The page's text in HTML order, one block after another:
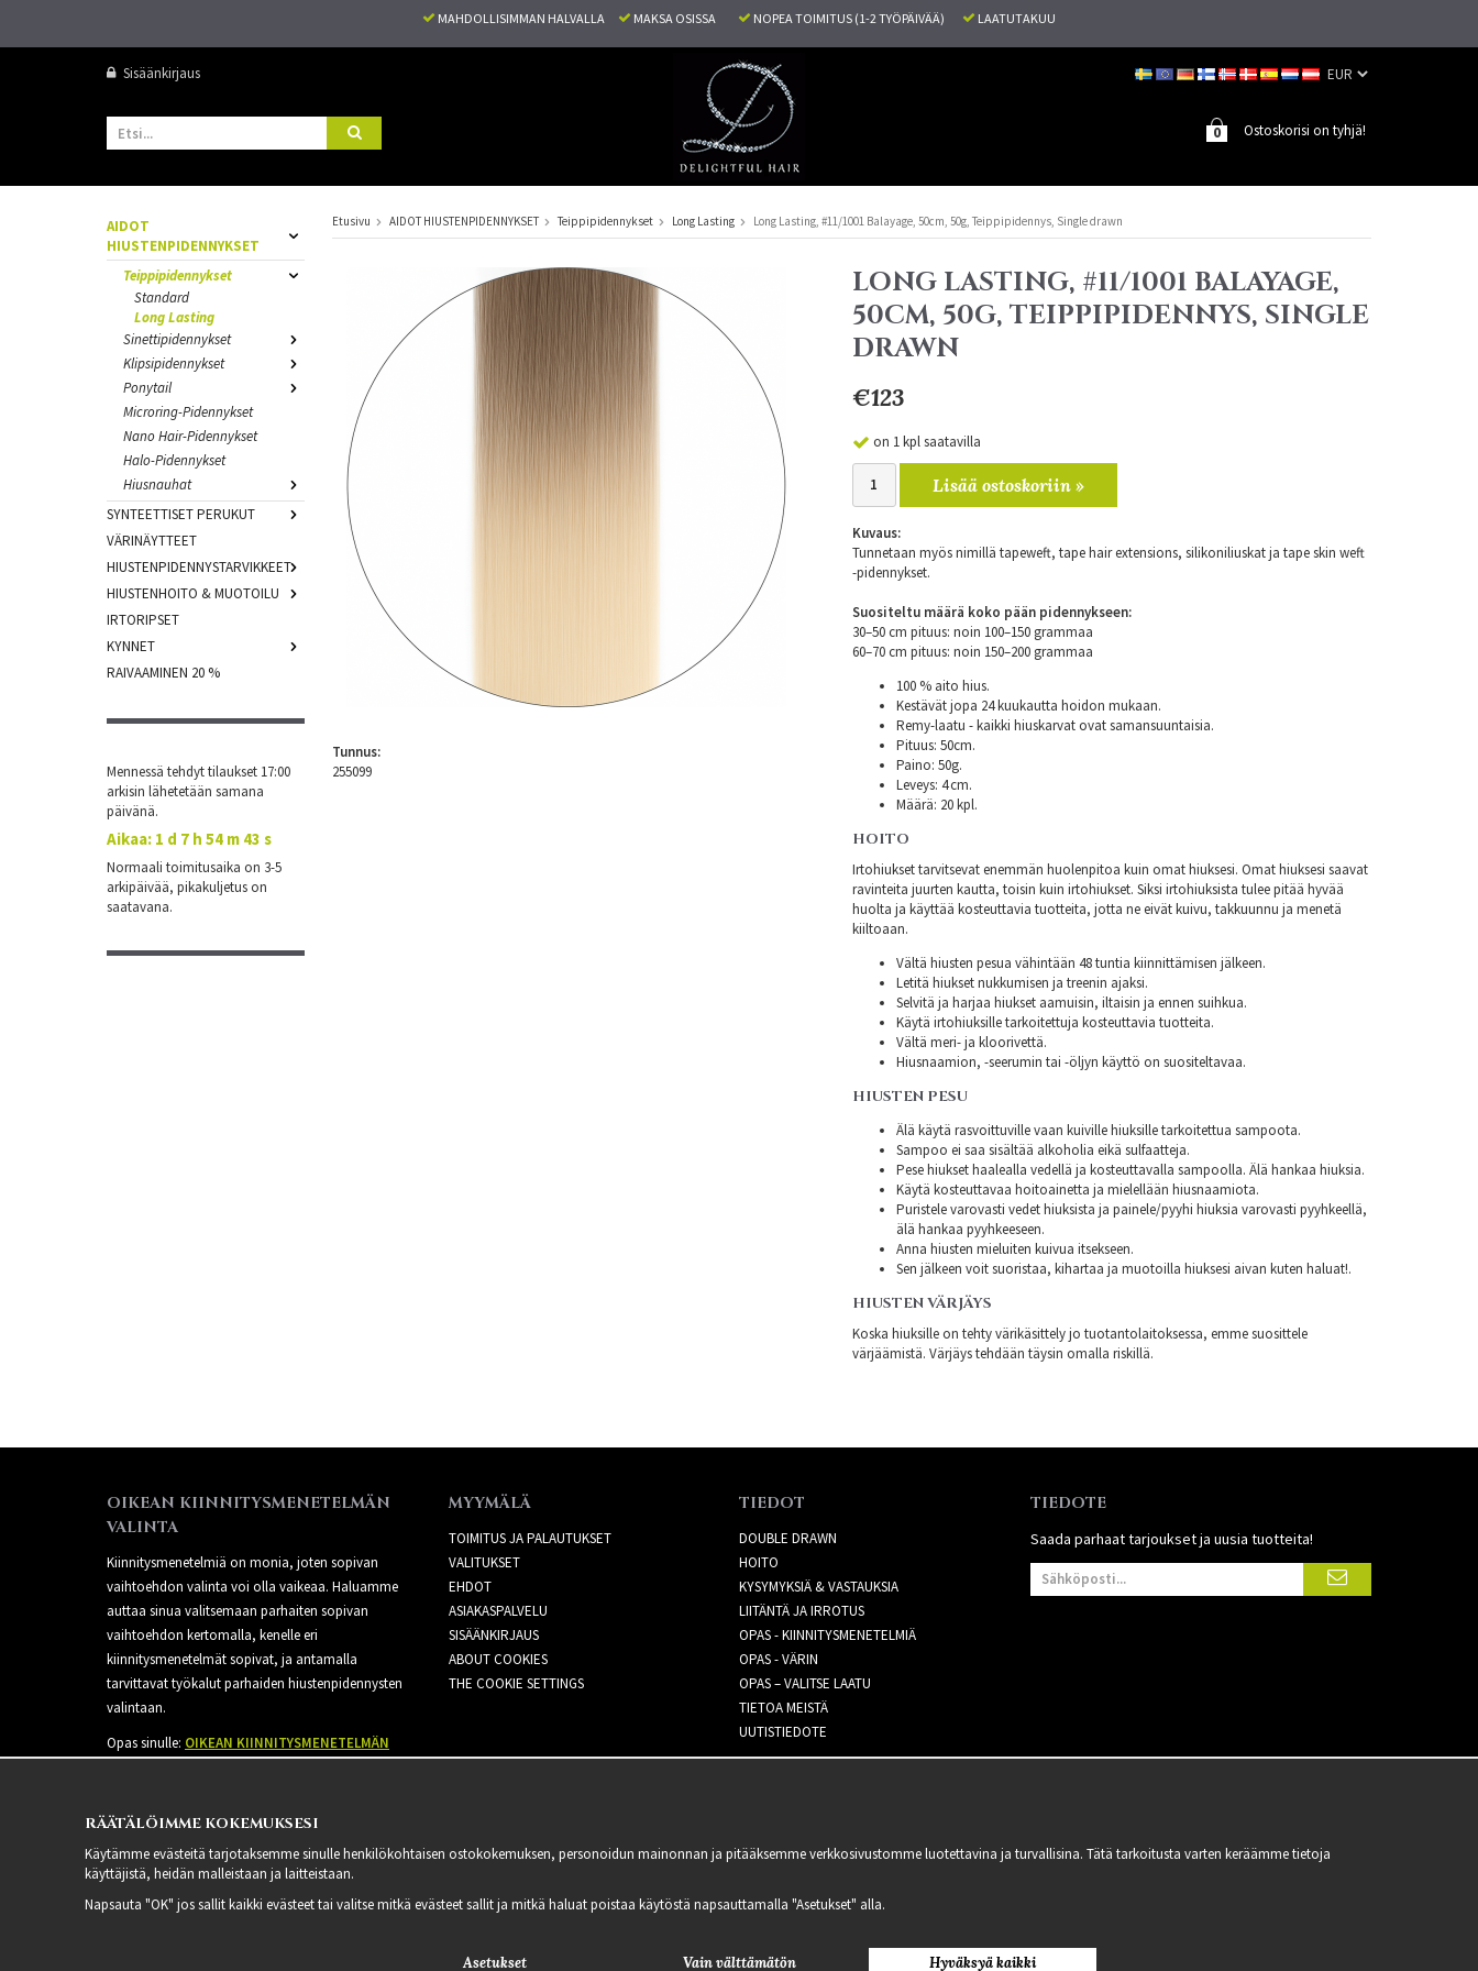
MAHDOLLISIMMAN HALVALLA MAKSA OSISSA NOPEA TOIMITUS (1-2 TYÖPÄIVÄÄ) LAATUTAKUU
Sisäänkirjaus
Ostoskorisi on tyhjä!
0
AIDOT
HIUSTENPIDENNYKSET
Teippipidennykset
Standard
Long Lasting
Sinettipidennykset
Klipsipidennykset
Ponytail
Microring-Pidennykset
Nano Hair-Pidennykset
Halo-Pidennykset
Hiusnauhat
SYNTEETTISET PERUKUT
VÄRINÄYTTEET
HIUSTENPIDENNYSTARVIKKEET
HIUSTENHOITO & MUOTOILU
IRTORIPSET
KYNNET
RAIVAAMINEN 20 %
Mennessä tehdyt tilaukset 17:00
arkisin lähetetään samana
päivänä.
Aikaa: 1 d 7 h 54 m 42 s
Normaali toimitusaika on 3-5
arkipäivää, pikakuljetus on
saatavana.
Etusivu AIDOT HIUSTENPIDENNYKSET Teippipidennykset Long Lasting Long Lasting, #11/1001 Balayage, 50cm, 50g, Teippipidennys, Single drawn
LONG LASTING, #11/1001 BALAYAGE,
50CM, 50G, TEIPPIPIDENNYS, SINGLE
DRAWN
€123
on 1 kpl saatavilla
Lisää ostoskoriin »
Kuvaus:
Tunnetaan myös nimillä tapeweft, tape hair extensions, silikoniliuskat ja tape skin weft
-pidennykset.
Suositeltu määrä koko pään pidennykseen:
30–50 cm pituus: noin 100–150 grammaa
60–70 cm pituus: noin 150–200 grammaa
100 % aito hius.
Kestävät jopa 24 kuukautta hoidon mukaan.
Remy-laatu - kaikki hiuskarvat ovat samansuuntaisia.
Pituus: 50cm.
Paino: 50g.
Leveys: 4 cm.
Määrä: 20 kpl.
HOITO
Irtohiukset tarvitsevat enemmän huolenpitoa kuin omat hiuksesi. Omat hiuksesi saavat
ravinteita juurten kautta, toisin kuin irtohiukset. Siksi irtohiuksista tulee pitää hyvää
huolta ja käyttää kosteuttavia tuotteita, jotta ne eivät kuivu, takkuunnu ja menetä
kiiltoaan.
Vältä hiusten pesua vähintään 48 tuntia kiinnittämisen jälkeen.
Letitä hiukset nukkumisen ja treenin ajaksi.
Selvitä ja harjaa hiukset aamuisin, iltaisin ja ennen suihkua.
Käytä irtohiuksille tarkoitettuja kosteuttavia tuotteita.
Vältä meri- ja kloorivettä.
Hiusnaamion, -seerumin tai -öljyn käyttö on suositeltavaa.
HIUSTEN PESU
Älä käytä rasvoittuville vaan kuiville hiuksille tarkoitettua sampoota.
Sampoo ei saa sisältää alkoholia eikä sulfaatteja.
Pese hiukset haalealla vedellä ja kosteuttavalla sampoolla. Älä hankaa hiuksia.
Käytä kosteuttavaa hoitoainetta ja mielellään hiusnaamiota.
Puristele varovasti vedet hiuksista ja painele/pyyhi hiuksia varovasti pyyhkeellä,
älä hankaa pyyhkeeseen.
Anna hiusten mieluiten kuivua itsekseen.
Sen jälkeen voit suoristaa, kihartaa ja muotoilla hiuksesi aivan kuten haluat!.
HIUSTEN VÄRJÄYS
Koska hiuksille on tehty värikäsittely jo tuotantolaitoksessa, emme suosittele
värjäämistä. Värjäys tehdään täysin omalla riskillä.
Tunnus:
255099
OIKEAN KIINNITYSMENETELMÄN
VALINTA
Kiinnitysmenetelmiä on monia, joten sopivan
vaihtoehdon valinta voi olla vaikeaa. Haluamme
auttaa sinua valitsemaan parhaiten sopivan
vaihtoehdon kertomalla, kenelle eri
kiinnitysmenetelmät sopivat, ja antamalla
tarvittavat työkalut parhaiden hiustenpidennysten
valintaan.
Opas sinulle: OIKEAN KIINNITYSMENETELMÄN
MYYMÄLÄ
TOIMITUS JA PALAUTUKSET
VALITUKSET
EHDOT
ASIAKASPALVELU
SISÄÄNKIRJAUS
ABOUT COOKIES
THE COOKIE SETTINGS
TIEDOT
DOUBLE DRAWN
HOITO
KYSYMYKSIÄ & VASTAUKSIA
LIITÄNTÄ JA IRROTUS
OPAS - KIINNITYSMENETELMIÄ
OPAS - VÄRIN
OPAS – VALITSE LAATU
TIETOA MEISTÄ
UUTISTIEDOTE
TIEDOTE
Saada parhaat tarjoukset ja uusia tuotteita!
2021 Delightful Hair
RÄÄTÄLÖIMME KOKEMUKSESI
Käytämme evästeitä tarjotaksemme sinulle henkilökohtaisen ostokokemuksen, personoidun mainonnan ja pitääksemme verkkosivustomme luotettavina ja turvallisina. Tätä tarkoitusta varten keräämme tietoja
käyttäjistä, heidän malleistaan ​​ja laitteistaan.
Napsauta "OK" jos sallit kaikki evästeet tai valitse mitkä evästeet sallit ja mitkä haluat poistaa käytöstä napsauttamalla "Asetukset" alla.
Asetukset Vain välttämätön Hyväksyä kaikki